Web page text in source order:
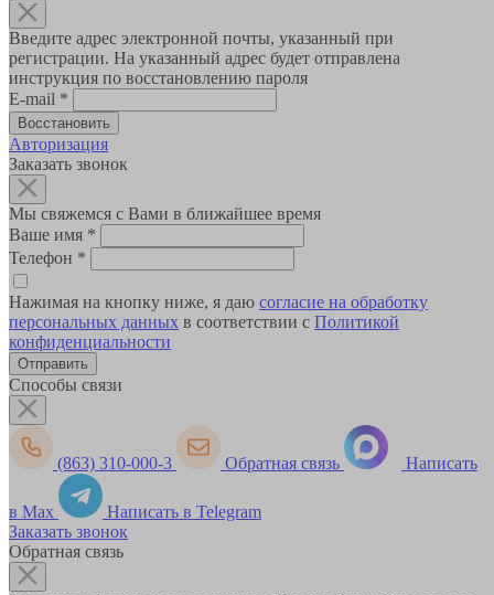
Введите адрес электронной почты, указанный при
регистрации. На указанный адрес будет отправлена
инструкция по восстановлению пароля
E-mail *
Авторизация
Заказать звонок
Мы свяжемся с Вами в ближайшее время
Ваше имя *
Телефон *
Нажимая на кнопку ниже, я даю согласие на обработку
персональных данных в соответствии с Политикой
конфиденциальности
Способы связи
(863) 310-000-3 Обратная связь Написать
в Max
Написать в Telegram
Заказать звонок
Обратная связь